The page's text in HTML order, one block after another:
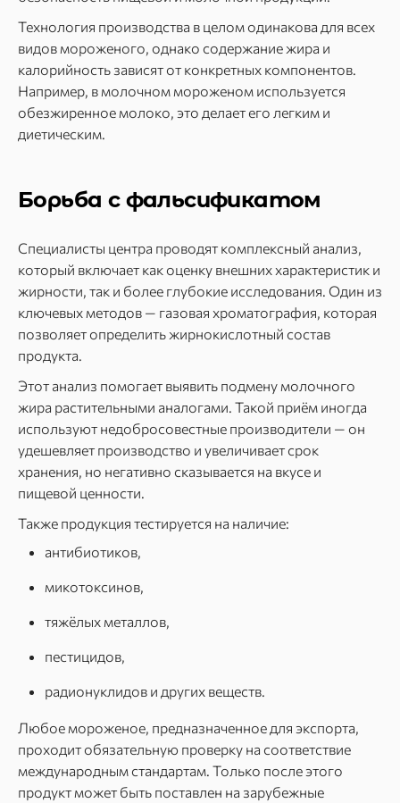
Технология производства в целом одинакова для всех
видов мороженого, однако содержание жира и
калорийность зависят от конкретных компонентов.
Например, в молочном мороженом используется
обезжиренное молоко, это делает его легким и
диетическим.
Борьба с фальсификатом
Специалисты центра проводят комплексный анализ,
который включает как оценку внешних характеристик и
жирности, так и более глубокие исследования. Один из
ключевых методов — газовая хроматография, которая
позволяет определить жирнокислотный состав
продукта.
Этот анализ помогает выявить подмену молочного
жира растительными аналогами. Такой приём иногда
используют недобросовестные производители — он
удешевляет производство и увеличивает срок
хранения, но негативно сказывается на вкусе и
пищевой ценности.
Также продукция тестируется на наличие:
антибиотиков,
микотоксинов,
тяжёлых металлов,
пестицидов,
радионуклидов и других веществ.
Любое мороженое, предназначенное для экспорта,
проходит обязательную проверку на соответствие
международным стандартам. Только после этого
продукт может быть поставлен на зарубежные